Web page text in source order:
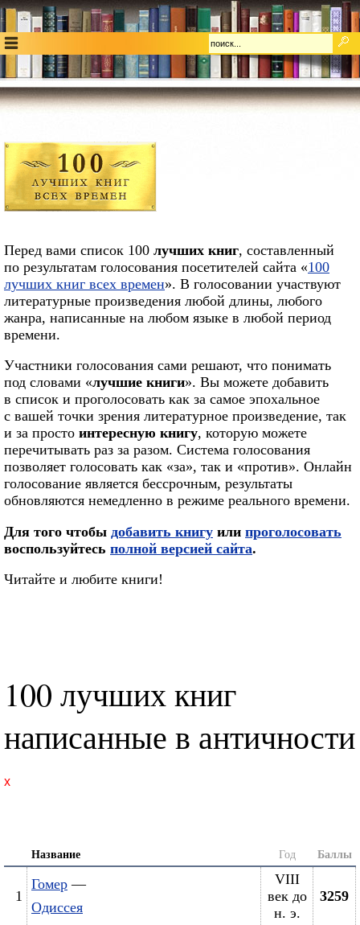
Перед вами список 100 лучших книг, составленный
по результатам голосования посетителей сайта «100
лучших книг всех времен». В голосовании участвуют
литературные произведения любой длины, любого
жанра, написанные на любом языке в любой период
времени.
Участники голосования сами решают, что понимать
под словами «лучшие книги». Вы можете добавить
в список и проголосовать как за самое эпохальное
с вашей точки зрения литературное произведение, так
и за просто интересную книгу, которую можете
перечитывать раз за разом. Система голосования
позволяет голосовать как «за», так и «против». Онлайн
голосование является бессрочным, результаты
обновляются немедленно в режиме реального времени.
Для того чтобы добавить книгу или проголосовать
воспользуйтесь полной версией сайта.
Читайте и любите книги!
100 лучших книг
написанные в античности
x
Название Год Баллы
1
Гомер —
Одиссея
VIII
век до
н. э.
3259